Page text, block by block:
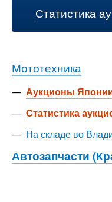
Статистика
Мототехника
— Аукционы
— Статистика
— На складе во
Автозапчасти